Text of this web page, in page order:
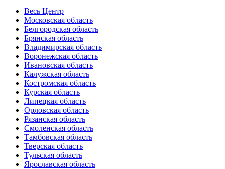
Весь Центр
Московская область
Белгородская область
Брянская область
Владимирская область
Воронежская область
Ивановская область
Калужская область
Костромская область
Курская область
Липецкая область
Орловская область
Рязанская область
Смоленская область
Тамбовская область
Тверская область
Тульская область
Ярославская область